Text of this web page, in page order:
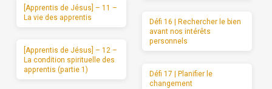
[Apprentis de Jésus] – 11 –
La vie des apprentis
[Apprentis de Jésus] – 12 –
La condition spirituelle des
apprentis (partie 1)
Défi 16 | Rechercher le bien
avant nos intérêts
personnels
Défi 17 | Planifier le
changement